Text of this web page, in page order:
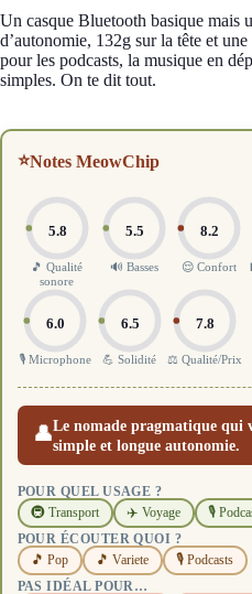
Un casque Bluetooth basique mais
d’autonomie, 132g sur la tête et
pour les podcasts, la musique en
simples. On te dit tout.
⭐Notes MeowChip
5.8
🎵 Qualité
sonore
5.5
🔊 Basses
8.2
😌 Confort
6.0
🎙️ Microphone
6.5
💪 Solidité
7.8
⚖️ Qualité/Prix
👤Le nomade pragmatique qui
simple et longue autonomie.
POUR QUEL USAGE ?
🚇 Transport ✈️ Voyage 🎙️
POUR ÉCOUTER QUOI ?
🎵 Pop 🎵 Variete 🎙️ Podcasts
PAS IDÉAL POUR…